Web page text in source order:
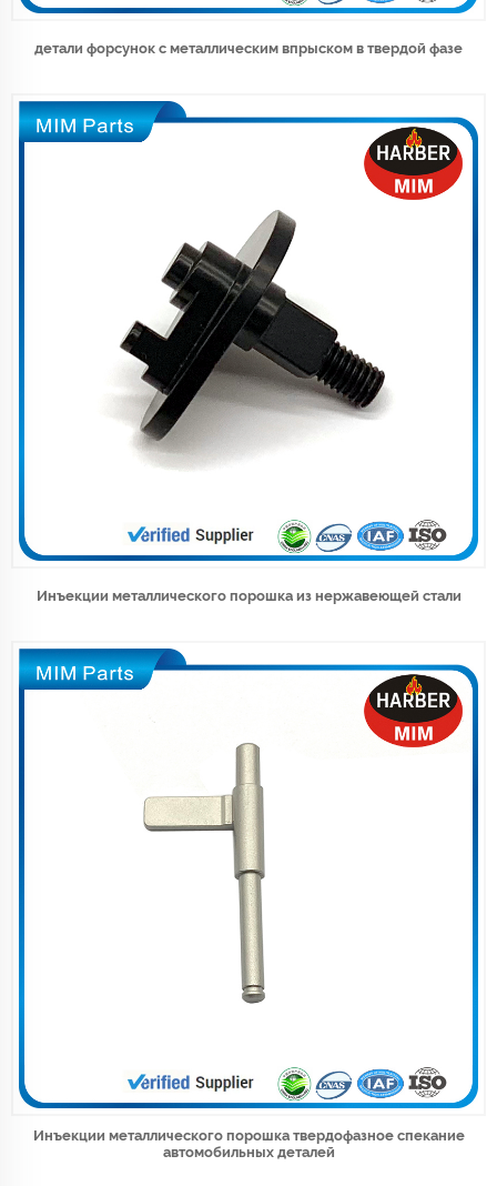
детали форсунок с металлическим впрыском в твердой фазе
Инъекции металлического порошка из нержавеющей стали
Инъекции металлического порошка твердофазное спекание
автомобильных деталей